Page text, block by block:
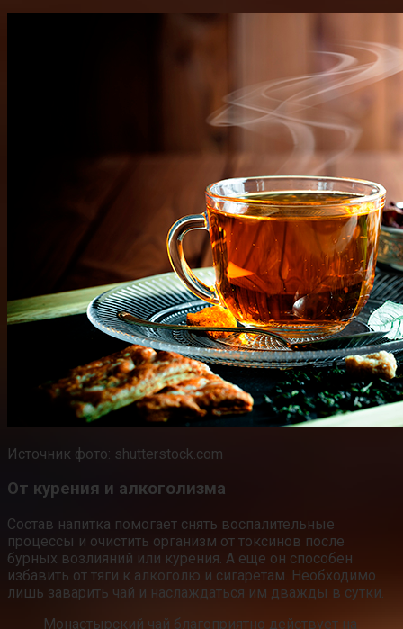
Источник фото: shutterstock.com
От курения и алкоголизма
Состав напитка помогает снять воспалительные
процессы и очистить организм от токсинов после
бурных возлияний или курения. А еще он способен
избавить от тяги к алкоголю и сигаретам. Необходимо
лишь заварить чай и наслаждаться им дважды в сутки.
Монастырский чай благоприятно действует на